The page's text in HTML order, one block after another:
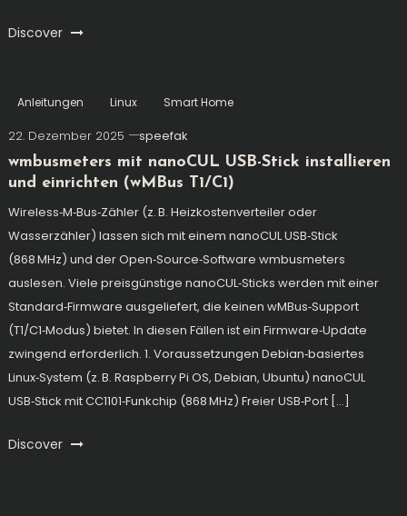
Discover
Anleitungen Linux Smart Home
22. Dezember 2025
speefak
wmbusmeters mit nanoCUL USB-Stick installieren
und einrichten (wMBus T1/C1)
Wireless‑M‑Bus‑Zähler (z. B. Heizkostenverteiler oder
Wasserzähler) lassen sich mit einem nanoCUL USB‑Stick
(868 MHz) und der Open‑Source‑Software wmbusmeters
auslesen. Viele preisgünstige nanoCUL‑Sticks werden mit einer
Standard‑Firmware ausgeliefert, die keinen wMBus‑Support
(T1/C1‑Modus) bietet. In diesen Fällen ist ein Firmware‑Update
zwingend erforderlich. 1. Voraussetzungen Debian‑basiertes
Linux‑System (z. B. Raspberry Pi OS, Debian, Ubuntu) nanoCUL
USB‑Stick mit CC1101‑Funkchip (868 MHz) Freier USB‑Port […]
Discover